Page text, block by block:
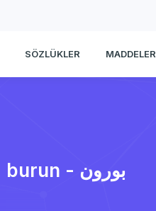
SÖZLÜKLER MADDELER
burun - بورون